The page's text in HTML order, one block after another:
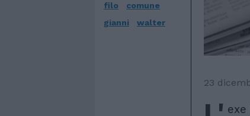
filo
comune
gianni
walter
23
exe